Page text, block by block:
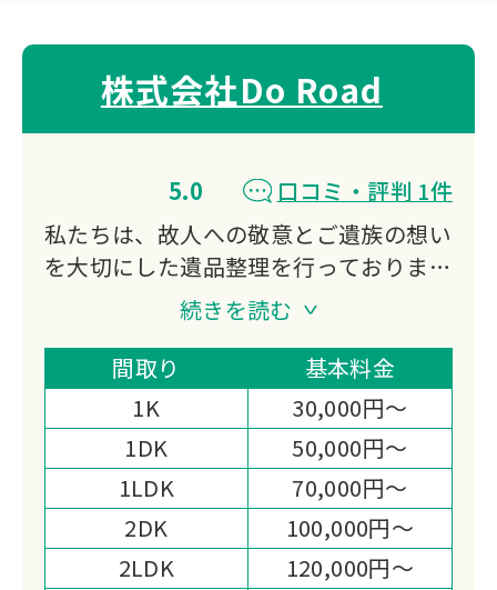
株式会社Do Road
5.0
口コミ・評判 1件
私たちは、故人への敬意とご遺族の想い
を大切にした遺品整理を行っておりま
不用品買取にも対応し、処分費の軽減や
想い出の品の活用もご提案。
迅速かつ丁寧なお見積りと作業まごころ
を込めた対応で、高い満足度をいただい
ております。
心の負担を少しでも軽くできるよう尽力
いたします。
続きを読む
間取り
基本料金
1K
30,000円～
1DK
50,000円～
1LDK
70,000円～
2DK
100,000円～
2LDK
120,000円～